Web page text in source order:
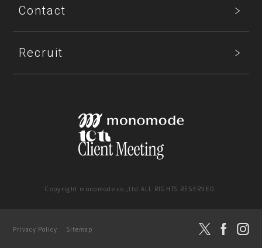
Contact
Recruit
Copyright monomode co.,ltd ALL RIGHTS RESERVED.
Privacy Policy Sitemap